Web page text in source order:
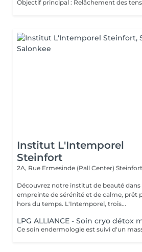
Institut L'Intemporel
Steinfort
2A, Rue Ermesinde (Pall Center)
Découvrez notre institut de beauté
empreinte de sérénité et de calme, prêt
hors du temps. L'Intemporel, trois...
LPG ALLIANCE - Soin cryo détox